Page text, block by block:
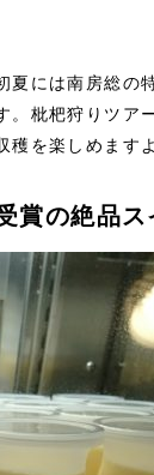
夏には南房総の
枇杷狩りツア
を楽しめますよ
賞の絶品ス